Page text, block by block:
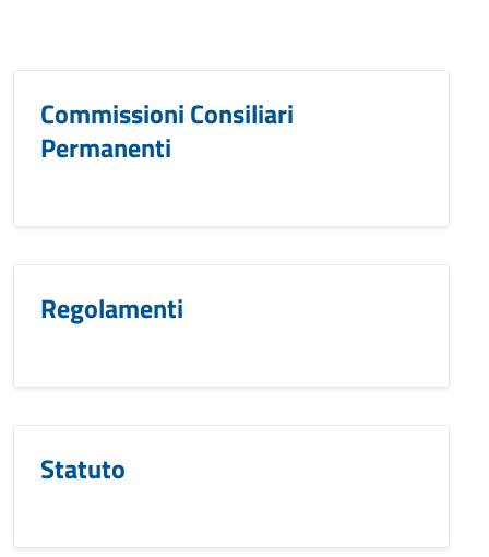
Commissioni Consiliari
Permanenti
Regolamenti
Statuto